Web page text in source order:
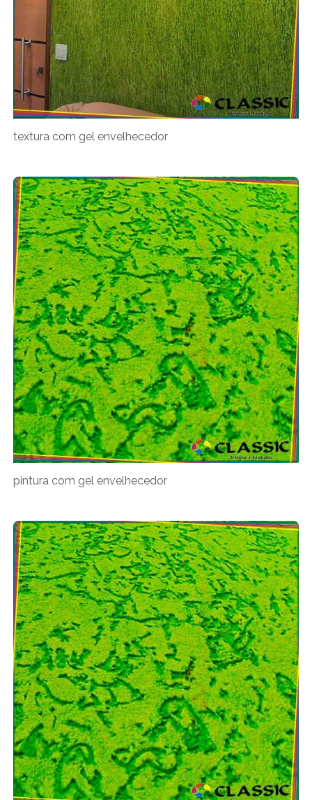
textura com gel envelhecedor
pintura com gel envelhecedor